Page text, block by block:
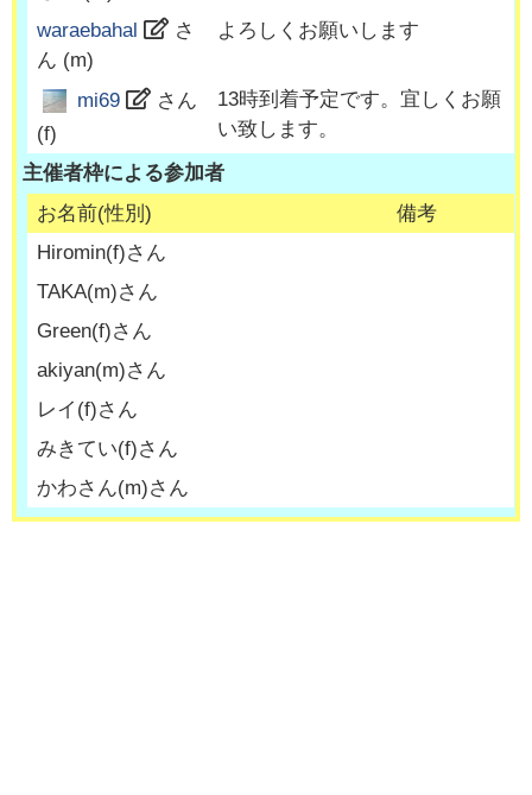
waraebahal
さ
ん (m)
よろしくお願いします
mi69
さん
(f)
13時到着予定です。宜しくお願
い致します。
主催者枠による参加者
お名前(性別)
備考
Hiromin(f)さん
TAKA(m)さん
Green(f)さん
akiyan(m)さん
レイ (f)さん
みきてい(f)さん
かわさん(m)さん